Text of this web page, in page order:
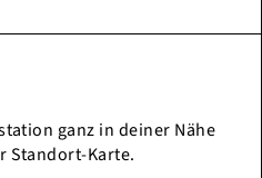
ganz in deiner Nähe
Standort-Karte.